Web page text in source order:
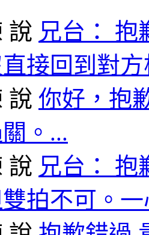
說 兄台： 抱
接回到對
說 你好，抱
。...
說 兄台： 抱
拍不可。一